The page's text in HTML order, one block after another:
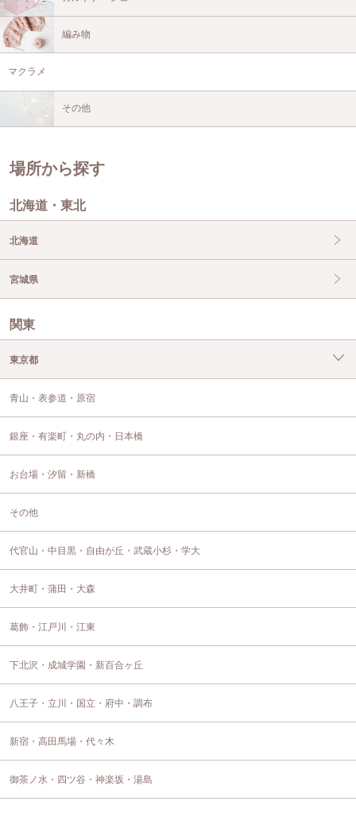
編み物
マクラメ
その他
場所から探す
北海道・東北
北海道
宮城県
関東
東京都
青山・表参道・原宿
銀座・有楽町・丸の内・日本橋
お台場・汐留・新橋
その他
代官山・中目黒・自由が丘・武蔵小杉・学大
大井町・蒲田・大森
葛飾・江戸川・江東
下北沢・成城学園・新百合ヶ丘
八王子・立川・国立・府中・調布
新宿・高田馬場・代々木
御茶ノ水・四ツ谷・神楽坂・湯島